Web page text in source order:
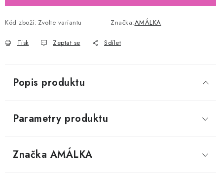
Kód zboží: Zvolte variantu Značka:AMÁLKA
Tisk Zeptat se Sdílet
Popis produktu
Parametry produktu
Značka AMÁLKA